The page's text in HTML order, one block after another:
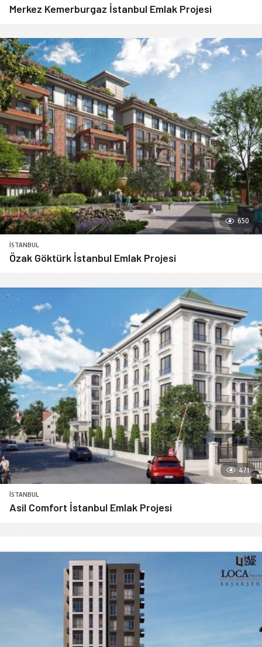
Merkez Kemerburgaz İstanbul Emlak Projesi
650
İSTANBUL
Özak Göktürk İstanbul Emlak Projesi
471
İSTANBUL
Asil Comfort İstanbul Emlak Projesi